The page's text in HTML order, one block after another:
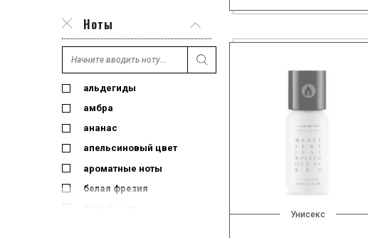
Ноты
альдегиды
амбра
ананас
апельсиновый цвет
ароматные ноты
белая фрезия
белый кедр
Унисекс